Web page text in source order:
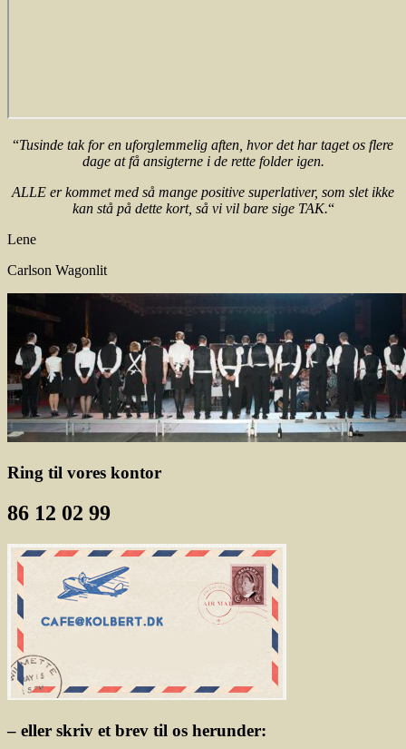
“Tusinde tak for en uforglemmelig aften, hvor det har taget os flere
dage at få ansigterne i de rette folder igen.
ALLE er kommet med så mange positive superlativer, som slet ikke
kan stå på dette kort, så vi vil bare sige TAK.“
Lene
Carlson Wagonlit
Ring til vores kontor
86 12 02 99
– eller skriv et brev til os herunder: